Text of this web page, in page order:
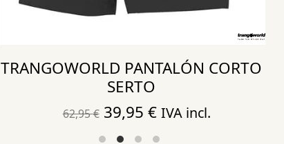
TRANGOWORLD PANTALÓN CORTO
SERTO
62,95€ El
precio
39,95 €El
precio
IVA incl.